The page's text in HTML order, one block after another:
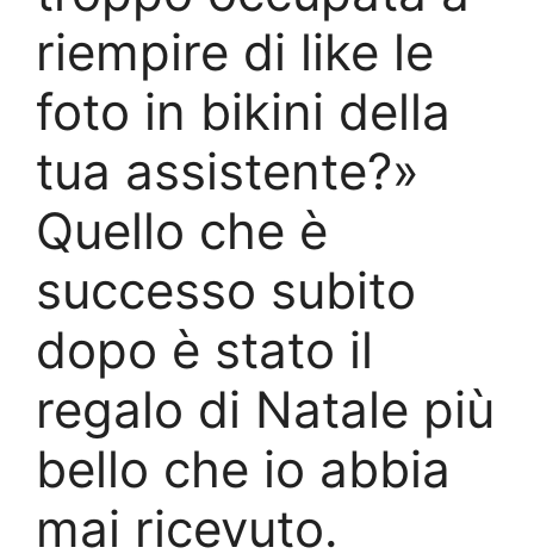
riempire di like le
foto in bikini della
tua assistente?»
Quello che è
successo subito
dopo è stato il
regalo di Natale più
bello che io abbia
mai ricevuto.